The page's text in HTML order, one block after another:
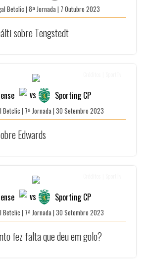
Betclic | 8ª Jornada | 7 Outubro 2023
sobre Tengstedt
vs Sporting CP
Betclic | 7ª Jornada | 30 Setembro 2023
Edwards
vs Sporting CP
Betclic | 7ª Jornada | 30 Setembro 2023
fez falta que deu em golo?